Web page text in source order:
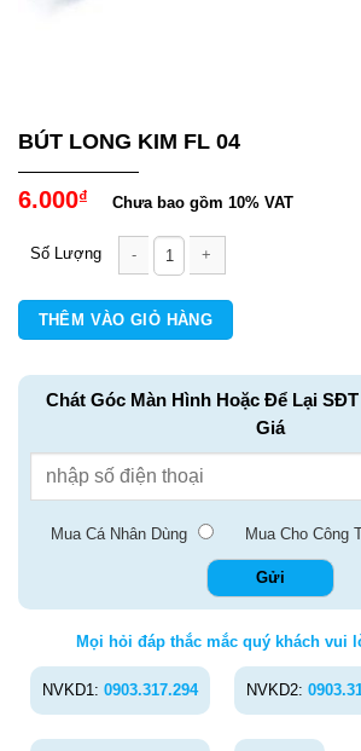
BÚT LONG KIM FL 04
6.000₫ Chưa bao gồm 10% VAT
THÊM VÀO GIỎ HÀNG
Chát Góc Màn Hình Hoặc Để Lại
Giá
Mua Cá Nhân Dùng Mua Cho Công
Mọi hỏi đáp thắc mắc quý khách vui
NVKD1: 0903.317.294 NVKD2: